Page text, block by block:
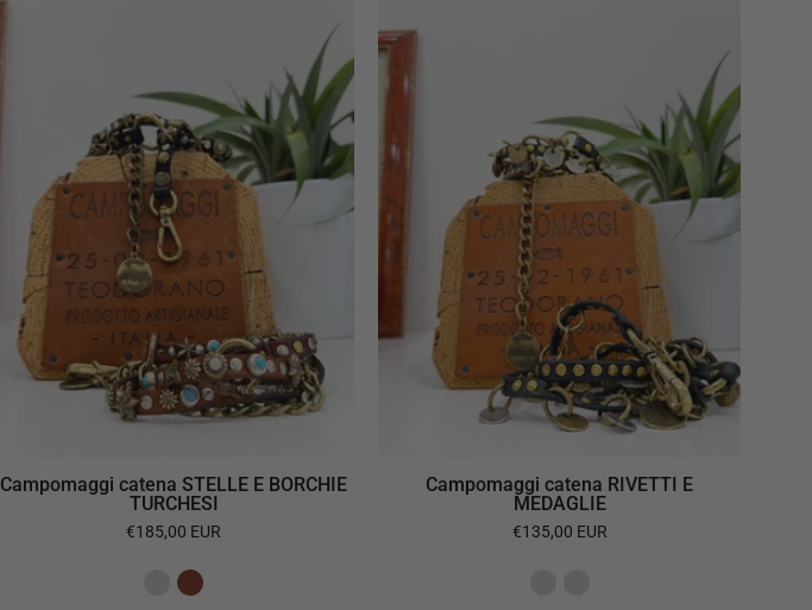
E
BORCHIE
TURCHESI
Campomaggi catena STELLE E BORCHIE
TURCHESI
€185,00 EUR
MEDAGLIE
Campomaggi catena RIVETTI E
MEDAGLIE
€135,00 EUR